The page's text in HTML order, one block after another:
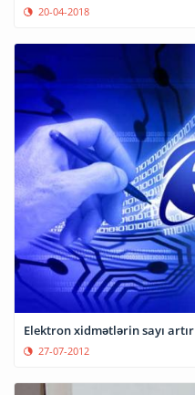
20-04-2018
Elektron xidmətlərin sayı artır
27-07-2012